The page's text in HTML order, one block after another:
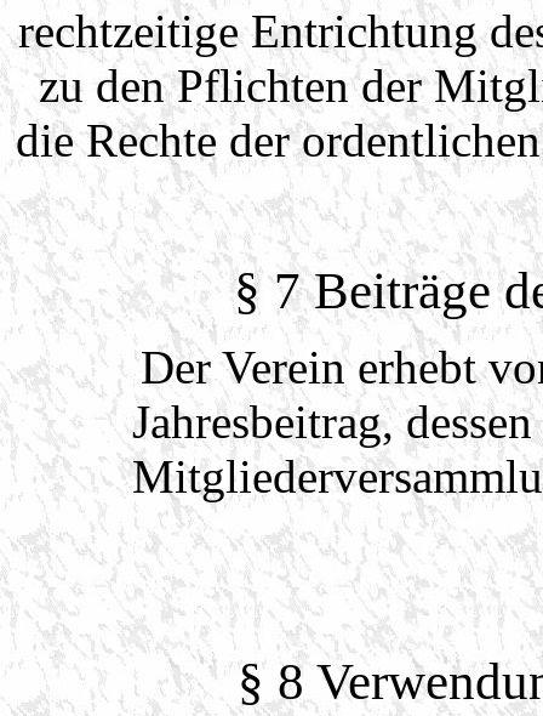
rechtzeitige Entrichtung
zu den Pflichten der
die Rechte der
§ 7 Beiträge
Der Verein erhebt
Jahresbeitrag,
§ 8